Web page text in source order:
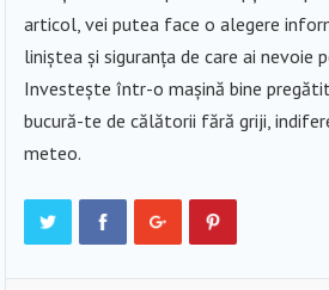
articol, vei putea face o alegere
liniștea și siguranța de care ai nevoie
Investește într-o mașină bine
bucură-te de călătorii fără griji,
meteo.